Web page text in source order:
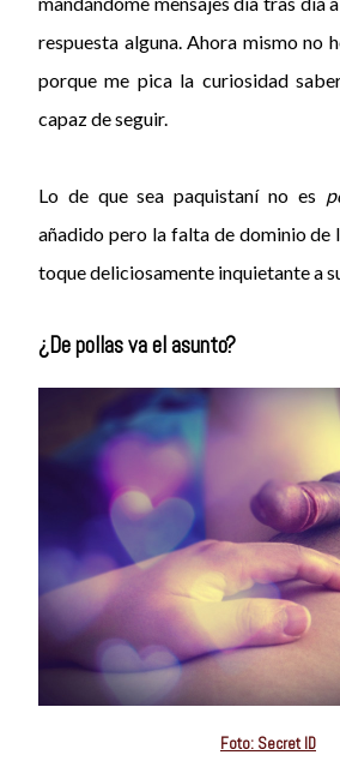
respuesta alguna. Ahora mismo no
porque me pica la curiosidad
capaz de seguir.
Lo de que sea paquistaní no es
añadido pero la falta de dominio de
toque deliciosamente inquietante a
¿De pollas va el asunto?
Foto: Secret ID